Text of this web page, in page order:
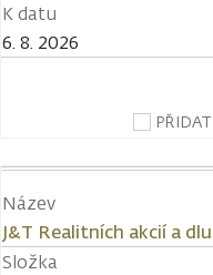
K datu
6. 8. 2026
Název
J&T Realitních akcií a
Složka